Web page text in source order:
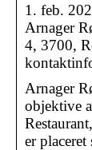
1. feb.
Arnager
4, 3700,
Arnager
objektive
er